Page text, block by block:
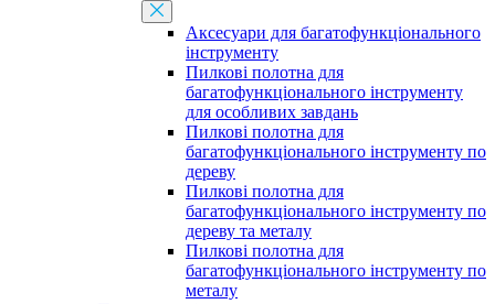
Аксесуари для багатофункціонального
інструменту
Пилкові полотна для
багатофункціонального інструменту
для особливих завдань
Пилкові полотна для
багатофункціонального інструменту по
дереву
Пилкові полотна для
багатофункціонального інструменту по
дереву та металу
Пилкові полотна для
багатофункціонального інструменту по
металу